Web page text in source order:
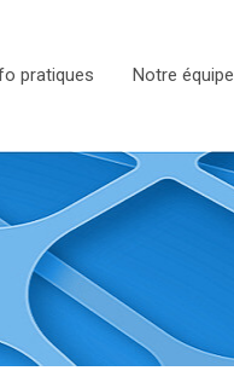
pratiques Notre équipe